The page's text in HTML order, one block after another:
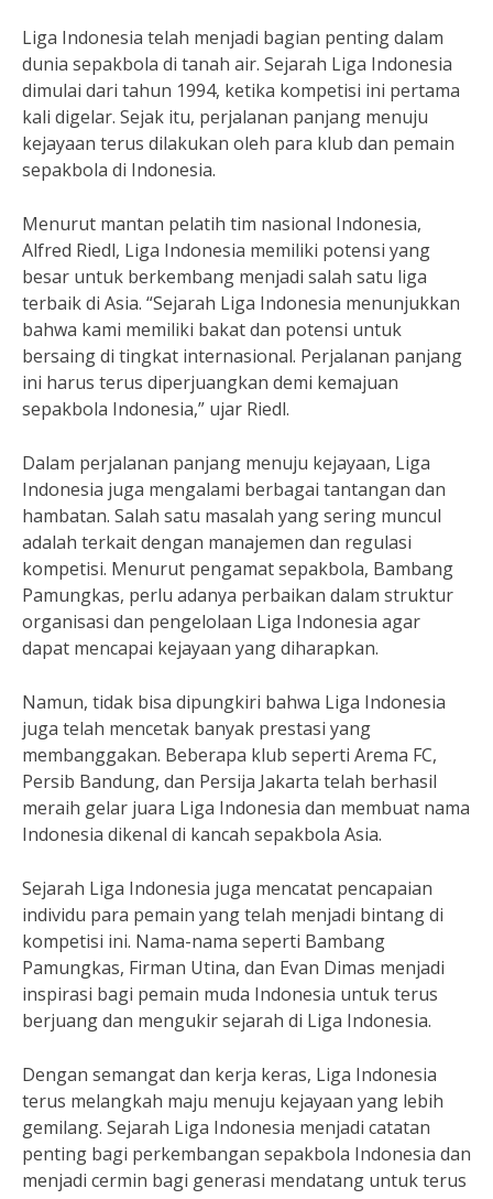
Liga Indonesia telah menjadi bagian penting dalam
dunia sepakbola di tanah air. Sejarah Liga Indonesia
dimulai dari tahun 1994, ketika kompetisi ini pertama
kali digelar. Sejak itu, perjalanan panjang menuju
kejayaan terus dilakukan oleh para klub dan pemain
sepakbola di Indonesia.
Menurut mantan pelatih tim nasional Indonesia,
Alfred Riedl, Liga Indonesia memiliki potensi yang
besar untuk berkembang menjadi salah satu liga
terbaik di Asia. “Sejarah Liga Indonesia menunjukkan
bahwa kami memiliki bakat dan potensi untuk
bersaing di tingkat internasional. Perjalanan panjang
ini harus terus diperjuangkan demi kemajuan
sepakbola Indonesia,” ujar Riedl.
Dalam perjalanan panjang menuju kejayaan, Liga
Indonesia juga mengalami berbagai tantangan dan
hambatan. Salah satu masalah yang sering muncul
adalah terkait dengan manajemen dan regulasi
kompetisi. Menurut pengamat sepakbola, Bambang
Pamungkas, perlu adanya perbaikan dalam struktur
organisasi dan pengelolaan Liga Indonesia agar
dapat mencapai kejayaan yang diharapkan.
Namun, tidak bisa dipungkiri bahwa Liga Indonesia
juga telah mencetak banyak prestasi yang
membanggakan. Beberapa klub seperti Arema FC,
Persib Bandung, dan Persija Jakarta telah berhasil
meraih gelar juara Liga Indonesia dan membuat nama
Indonesia dikenal di kancah sepakbola Asia.
Sejarah Liga Indonesia juga mencatat pencapaian
individu para pemain yang telah menjadi bintang di
kompetisi ini. Nama-nama seperti Bambang
Pamungkas, Firman Utina, dan Evan Dimas menjadi
inspirasi bagi pemain muda Indonesia untuk terus
berjuang dan mengukir sejarah di Liga Indonesia.
Dengan semangat dan kerja keras, Liga Indonesia
terus melangkah maju menuju kejayaan yang lebih
gemilang. Sejarah Liga Indonesia menjadi catatan
penting bagi perkembangan sepakbola Indonesia dan
menjadi cermin bagi generasi mendatang untuk terus